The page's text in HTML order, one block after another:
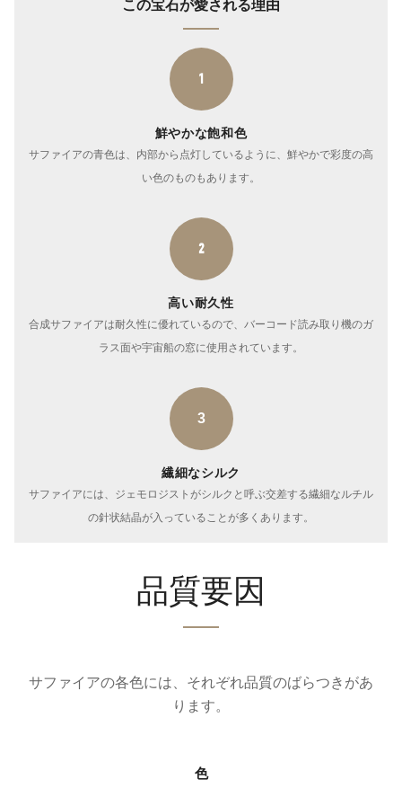
この宝石が愛される理由
1
鮮やかな飽和色
サファイアの青色は、内部から点灯しているように、鮮やかで彩度の高
い色のものもあります。
2
高い耐久性
合成サファイアは耐久性に優れているので、バーコード読み取り機のガ
ラス面や宇宙船の窓に使用されています。
3
繊細なシルク
サファイアには、ジェモロジストがシルクと呼ぶ交差する繊細なルチル
の針状結晶が入っていることが多くあります。
品質要因
サファイアの各色には、それぞれ品質のばらつきがあ
ります。
色